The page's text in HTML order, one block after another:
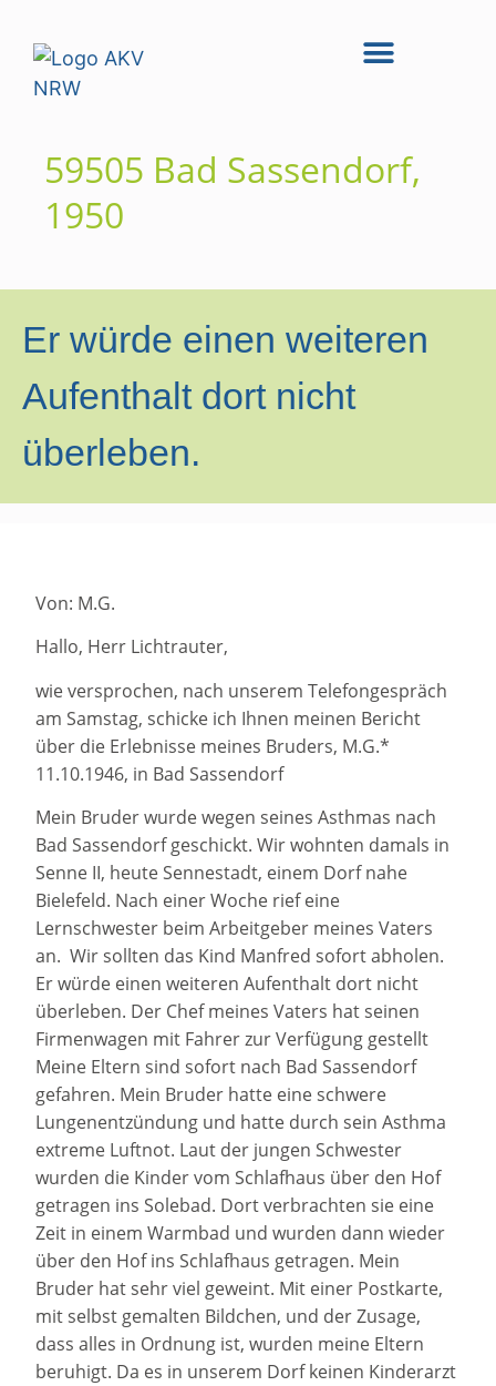
59505 Bad Sassendorf,
1950
Er würde einen weiteren
Aufenthalt dort nicht
überleben.
Von: M.G.
Hallo, Herr Lichtrauter,
wie versprochen, nach unserem Telefongespräch
am Samstag, schicke ich Ihnen meinen Bericht
über die Erlebnisse meines Bruders, M.G.*
11.10.1946, in Bad Sassendorf
Mein Bruder wurde wegen seines Asthmas nach
Bad Sassendorf geschickt. Wir wohnten damals in
Senne II, heute Sennestadt, einem Dorf nahe
Bielefeld. Nach einer Woche rief eine
Lernschwester beim Arbeitgeber meines Vaters
an. Wir sollten das Kind Manfred sofort abholen.
Er würde einen weiteren Aufenthalt dort nicht
überleben. Der Chef meines Vaters hat seinen
Firmenwagen mit Fahrer zur Verfügung gestellt
Meine Eltern sind sofort nach Bad Sassendorf
gefahren. Mein Bruder hatte eine schwere
Lungenentzündung und hatte durch sein Asthma
extreme Luftnot. Laut der jungen Schwester
wurden die Kinder vom Schlafhaus über den Hof
getragen ins Solebad. Dort verbrachten sie eine
Zeit in einem Warmbad und wurden dann wieder
über den Hof ins Schlafhaus getragen. Mein
Bruder hat sehr viel geweint. Mit einer Postkarte,
mit selbst gemalten Bildchen, und der Zusage,
dass alles in Ordnung ist, wurden meine Eltern
beruhigt. Da es in unserem Dorf keinen Kinderarzt